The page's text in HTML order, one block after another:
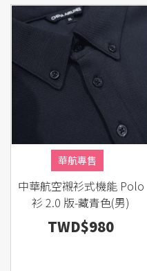
華航專售
中華航空襯衫式機能 Polo
衫 2.0 版-藏青色(男)
TWD$980